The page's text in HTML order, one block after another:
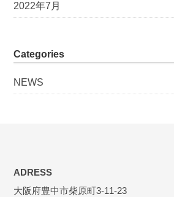
2022年7月
Categories
NEWS
ADRESS
大阪府豊中市柴原町3-11-23